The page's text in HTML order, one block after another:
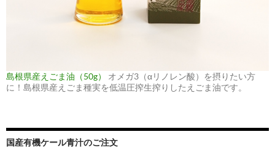
島根県産えごま油（50g）
オメガ3（αリノレン酸）を摂りたい方
に！島根県産えごま種実を低温圧搾生搾りしたえごま油です。
国産有機ケール青汁のご注文